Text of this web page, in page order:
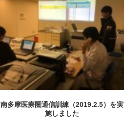
南多摩医療圏通信訓練（2019.2.5）を実
施しました